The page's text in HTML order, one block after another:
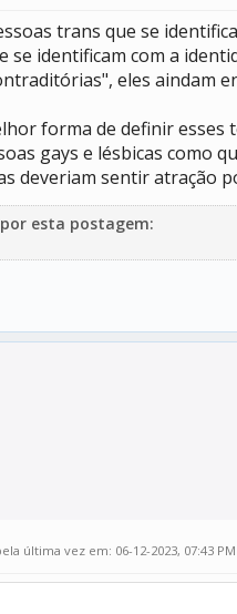
trans que se
identificam com a
eles aindam
forma de definir
gays e lésbicas
deveriam sentir atração
esta postagem:
última vez em: 06-12-2023, 07:43